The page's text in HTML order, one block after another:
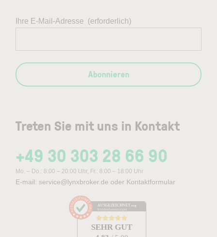
Treten Sie mit uns in Kontakt
+49 30 303 28 66 90
Mo. – Do.: 8:00 – 20:00 Uhr, Fr.: 8:00 – 18:00 Uhr
E-mail: service@lynxbroker.de oder Kontaktformular
AUSGEZEICHNET .org
Kundenbewertungen
SEHR GUT
Ihre E-Mail-Adresse (erforderlich)
Abonnieren